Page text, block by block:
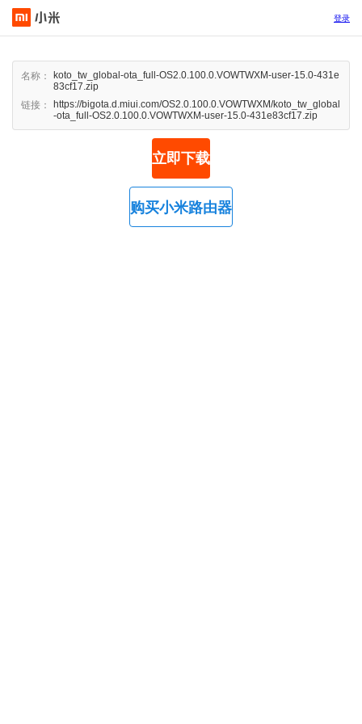
登录
名称：
koto_tw_global-ota_full-OS2.0.100.0.VOWTWXM-user-15.0-431e
83cf17.zip
链接：
https://bigota.d.miui.com/OS2.0.100.0.VOWTWXM/koto_tw_global
-ota_full-OS2.0.100.0.VOWTWXM-user-15.0-431e83cf17.zip
立即下载
购买小米路由器